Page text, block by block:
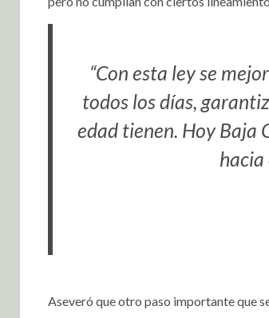
“Con esta ley se
todos los días,
edad tienen. Hoy Baja
hacia
Aseveró que otro paso importante que